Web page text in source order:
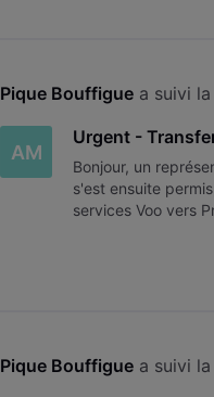
Pique Bouffigue a suivi
AM
Urgent -
Bonjour, un
s'est ensuite
services Voo vers
Pique Bouffigue a suivi